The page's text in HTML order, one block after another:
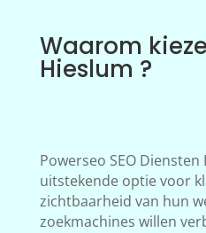
Waarom
Hieslum ?
Powerseo SEO
uitstekende optie voor
zichtbaarheid van hun
zoekmachines willen